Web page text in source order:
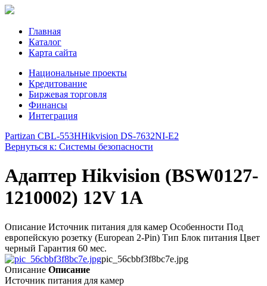
Главная
Каталог
Карта сайта
Национальные проекты
Кредитование
Биржевая торговля
Финансы
Интеграция
Partizan CBL-553HHikvision DS-7632NI-E2
Вернуться к: Системы безопасности
Адаптер Hikvision (BSW0127-
1210002) 12V 1A
Описание Источник питания для камер Особенности Под
европейскую розетку (European 2-Pin) Тип Блок питания Цвет
черный Гарантия 60 мес.
pic_56cbbf3f8bc7e.jpg
Описание Описание
Источник питания для камер